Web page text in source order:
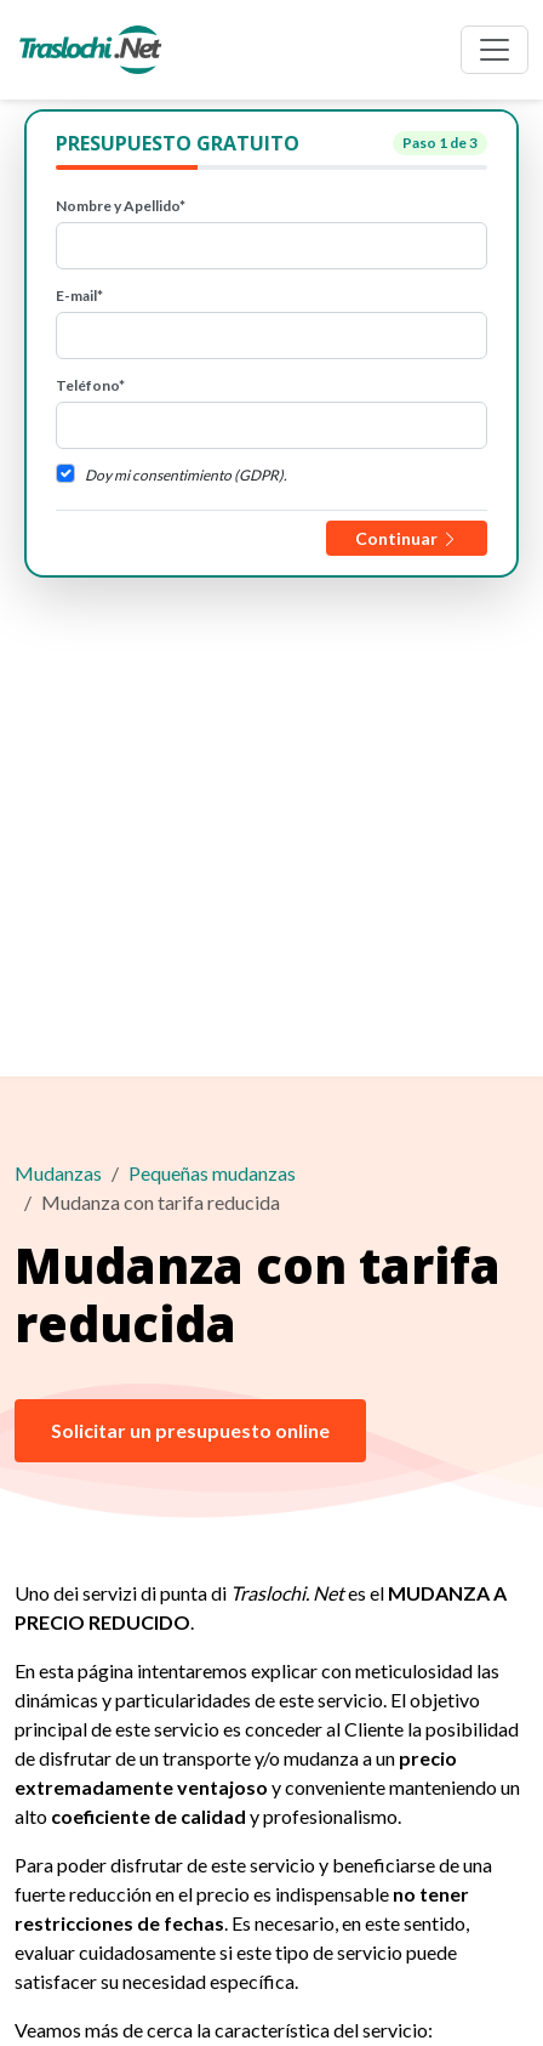
PRESUPUESTO GRATUITO Paso 1 de 3
Nombre y Apellido*
E-mail*
Teléfono*
Doy mi consentimiento (GDPR).
Continuar
Mudanzas
Pequeñas mudanzas
Mudanza con tarifa reducida
Mudanza con tarifa
reducida
Solicitar un presupuesto online
Uno dei servizi di punta di Traslochi. Netes el MUDANZA A
PRECIO REDUCIDO.
En esta página intentaremos explicar con meticulosidad las
dinámicas y particularidades de este servicio. El objetivo
principal de este servicio es conceder al Cliente la posibilidad
de disfrutar de un transporte y/o mudanza a un precio
extremadamente ventajoso y conveniente manteniendo un
alto coeficiente de calidad y profesionalismo.
Para poder disfrutar de este servicio y beneficiarse de una
fuerte reducción en el precio es indispensable no tener
restricciones de fechas. Es necesario, en este sentido,
evaluar cuidadosamente si este tipo de servicio puede
satisfacer su necesidad específica.
Veamos más de cerca la característica del servicio: